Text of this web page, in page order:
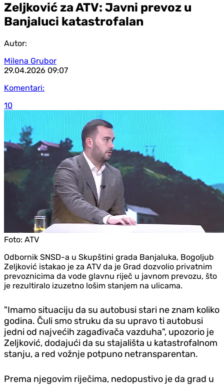
Zeljković za ATV: Javni prevoz u
Banjaluci katastrofalan
Autor:
Milena Grubor
29.04.2026 09:07
Komentari:
10
Foto: ATV
Odbornik SNSD-a u Skupštini grada Banjaluka, Bogoljub
Zeljković istakao je za ATV da je Grad dozvolio privatnim
prevoznicima da vode glavnu riječ u javnom prevozu, što
je rezultiralo izuzetno lošim stanjem na ulicama.
"Imamo situaciju da su autobusi stari ne znam koliko
godina. Čuli smo struku da su upravo ti autobusi
jedni od najvećih zagađivača vazduha", upozorio je
Zeljković, dodajući da su stajališta u katastrofalnom
stanju, a red vožnje potpuno netransparentan.
Prema njegovim riječima, nedopustivo je da grad u